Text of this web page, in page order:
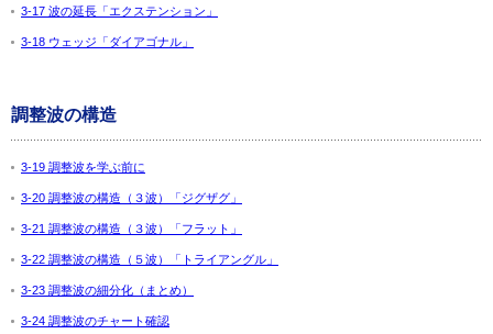
3-17 波の延長「エクステンション」
3-18 ウェッジ「ダイアゴナル」
調整波の構造
3-19 調整波を学ぶ前に
3-20 調整波の構造（３波）「ジグザグ」
3-21 調整波の構造（３波）「フラット」
3-22 調整波の構造（５波）「トライアングル」
3-23 調整波の細分化（まとめ）
3-24 調整波のチャート確認